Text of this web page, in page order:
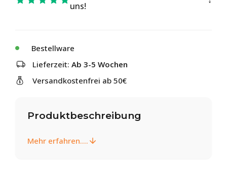
uns!
Bestellware
Lieferzeit: Ab 3-5 Wochen
Versandkostenfrei ab 50€
Produktbeschreibung
Mehr erfahren....